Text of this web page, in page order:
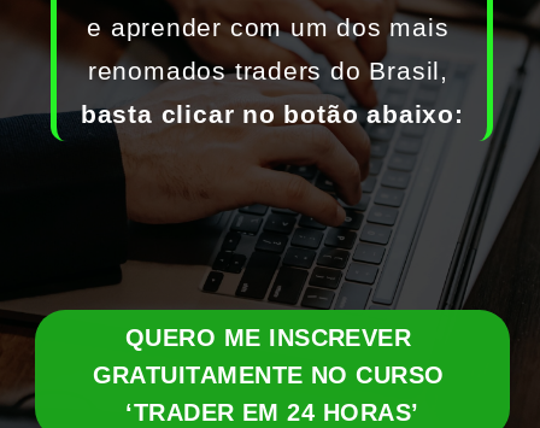
e aprender com um dos mais
renomados traders do Brasil,
basta clicar no botão abaixo:
QUERO ME INSCREVER
GRATUITAMENTE NO CURSO
‘TRADER EM 24 HORAS’